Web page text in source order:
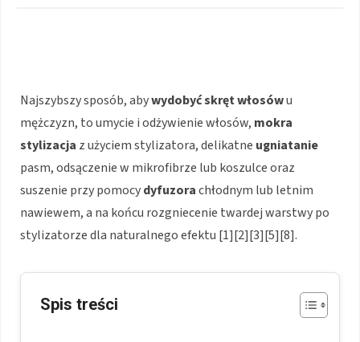
Najszybszy sposób, abywydobyć skręt włosówu
mężczyzn, to umycie i odżywienie włosów, mokra
stylizacja z użyciem stylizatora, delikatne ugniatanie
pasm, odsączenie w mikrofibrze lub koszulce oraz
suszenie przy pomocydyfuzorachłodnym lub letnim
nawiewem, a na końcu rozgniecenie twardej warstwy po
stylizatorze dla naturalnego efektu [1][2][3][5][8].
Spis treści